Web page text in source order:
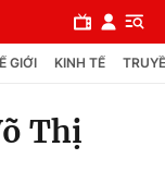
GIỚI KINH TẾ
Thị